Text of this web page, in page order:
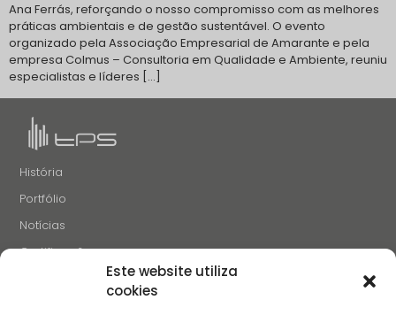
Este website utiliza
cookies
Ana Ferrás, reforçando o nosso compromisso com as melhores
práticas ambientais e de gestão sustentável. O evento
organizado pela Associação Empresarial de Amarante e pela
empresa Colmus – Consultoria em Qualidade e Ambiente, reuniu
especialistas e líderes […]
História
Portfólio
Notícias
Certificações